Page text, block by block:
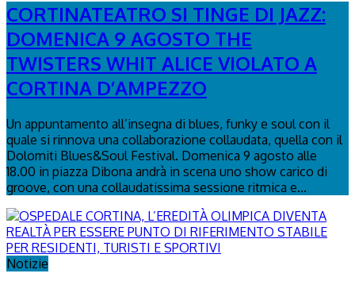
CORTINATEATRO SI TINGE DI JAZZ:
DOMENICA 9 AGOSTO THE
TWISTERS WHIT ALICE VIOLATO A
CORTINA D’AMPEZZO
Un appuntamento all’insegna di blues, funky e soul con il
quale si rinnova una collaborazione collaudata, quella con il
Dolomiti Blues&Soul Festival. Domenica 9 agosto alle
18.00 in piazza Dibona andrà in scena uno show carico di
groove, con una collaudatissima sessione ritmica e...
Notizie